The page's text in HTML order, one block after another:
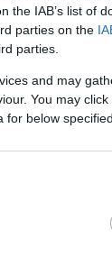
the IAB’s list of
parties on the
parties.
and may
You may
for below
ας με